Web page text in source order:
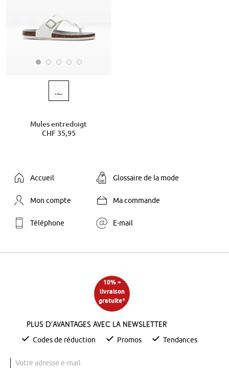
Mules entredoigt
CHF 35,95
Accueil Glossaire de la mode
Mon compte Ma commande
Téléphone E-mail
10% +
livraison
gratuite*
Plus d’avantages avec la newsletter
Codes de réduction Promos Tendances
Votre adresse e-mail